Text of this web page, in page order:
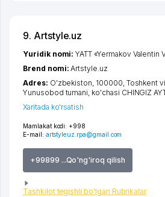
9. Artstyle.uz
Mamlakat kodi: +998
E-mail: artstyleuz.rpa@gmail.com
+99899 ...Qo'ng'iroq qilish
Tashkilot tegishli bo'lgan Rubrikalar
Yuridik nomi:YATT «Yermakov
Brend nomi:Artstyle.uz
Adres: O'zbekiston, 100000, Toshkent
Yunusobod tumani ko'chasi CHINGIZ
Xaritada ko'rsatish